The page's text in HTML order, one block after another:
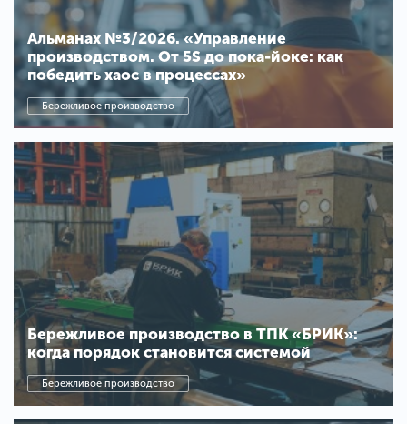
Альманах №3/2026. «Управление
производством. От 5S до пока-йоке: как
победить хаос в процессах»
Бережливое производство
Бережливое производство в ТПК «БРИК»:
когда порядок становится системой
Бережливое производство